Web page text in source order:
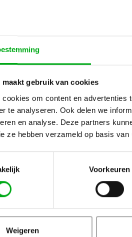
maakt gebruik van cookies
cookies om content en
te analyseren. Ook delen we
en analyse. Deze partners
ze hebben verzameld op basis
Voorkeuren
Weigeren